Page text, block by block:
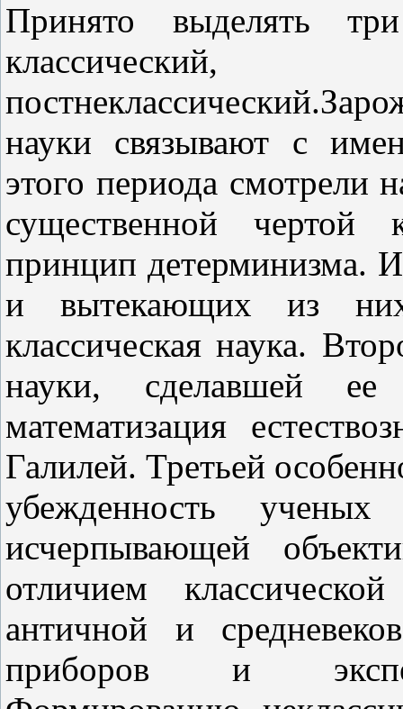
Принято выделять
науки связывают с
этого периода смотрели
существенной чертой
принцип детерминизма.
и вытекающих из них
классическая наука.
науки, сделавшей
математизация
Галилей. Третьей
убежденность
исчерпывающей
отличием
античной и
приборов и